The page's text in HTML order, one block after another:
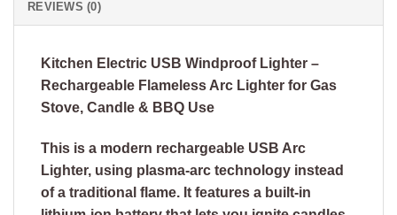
REVIEWS (0)
Kitchen Electric USB Windproof Lighter –
Rechargeable Flameless Arc Lighter for Gas
Stove, Candle & BBQ Use
This is a modern rechargeable USB Arc
Lighter, using plasma-arc technology instead
of a traditional flame. It features a built-in